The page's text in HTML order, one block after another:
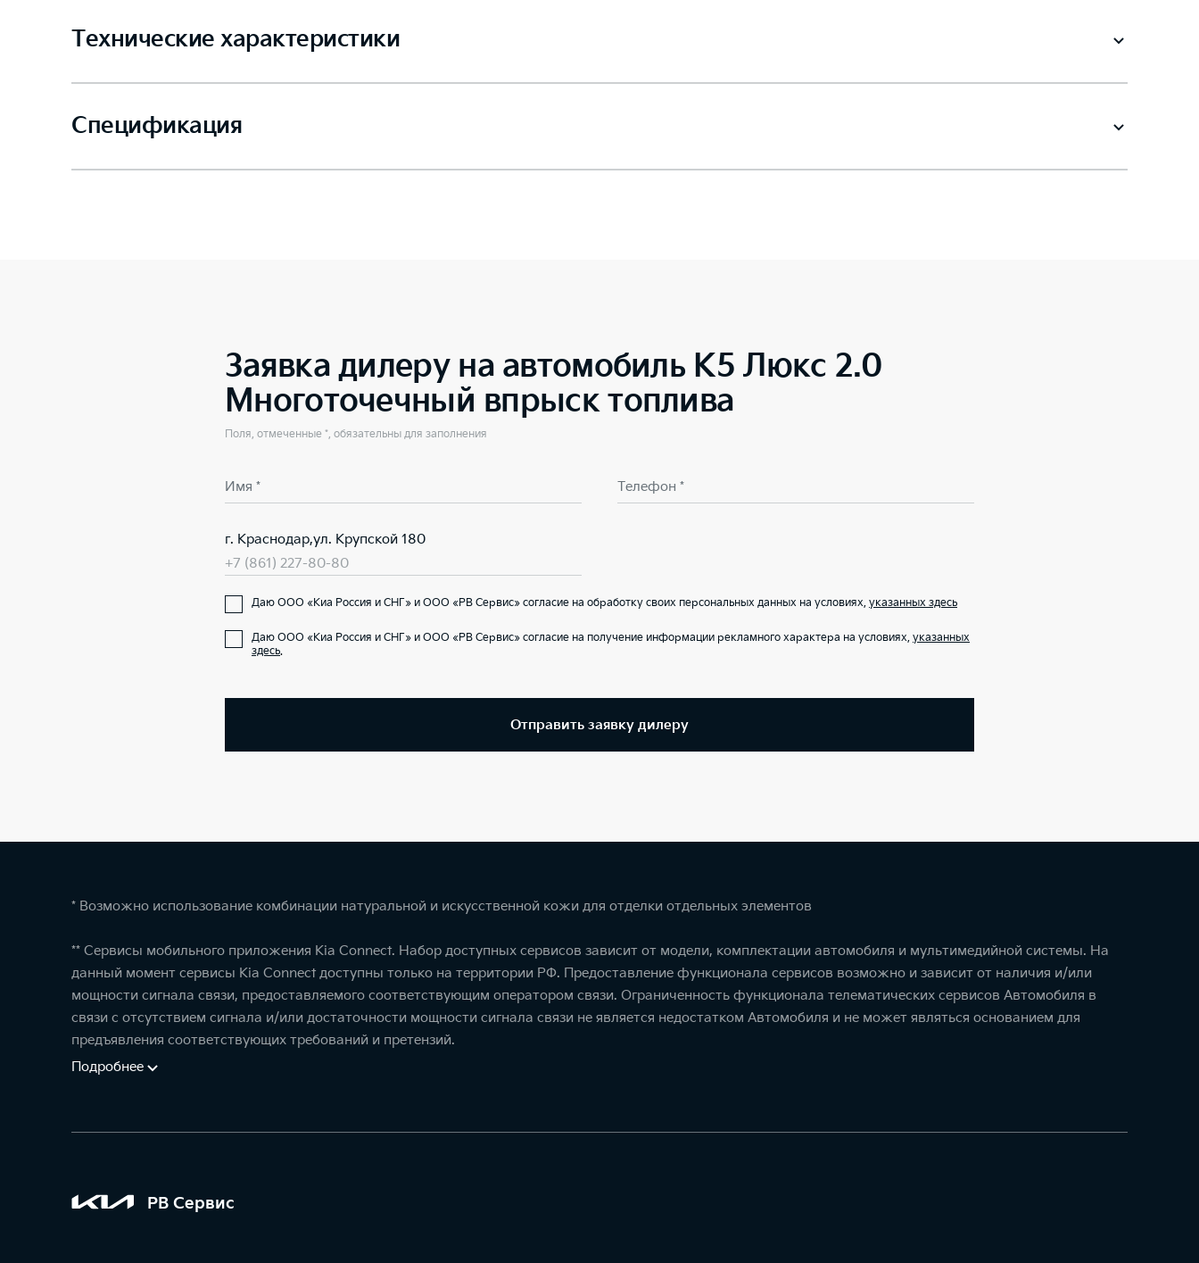
Технические характеристики
Спецификация
Заявка дилеру на автомобиль K5 Люкс 2.0
Многоточечный впрыск топлива
Поля, отмеченные *, обязательны для заполнения
Имя * Телефон *
г. Краснодар,ул. Крупской 180
+7 (861) 227-80-80
Даю ООО «Киа Россия и СНГ» и ООО «РВ Сервис» согласие на обработку своих персональных данных на условиях, указанных здесь
Даю ООО «Киа Россия и СНГ» и ООО «РВ Сервис» согласие на получение информации рекламного характера на условиях, указанных
здесь.
Отправить заявку дилеру
* Возможно использование комбинации натуральной и искусственной кожи для отделки отдельных элементов
** Сервисы мобильного приложения Kia Connect. Набор доступных сервисов зависит от модели, комплектации автомобиля и мультимедийной системы. На
данный момент сервисы Kia Connect доступны только на территории РФ. Предоставление функционала сервисов возможно и зависит от наличия и/или
мощности сигнала связи, предоставляемого соответствующим оператором связи. Ограниченность функционала телематических сервисов Автомобиля в
связи с отсутствием сигнала и/или достаточности мощности сигнала связи не является недостатком Автомобиля и не может являться основанием для
предъявления соответствующих требований и претензий.
Подробнее
РВ Сервис